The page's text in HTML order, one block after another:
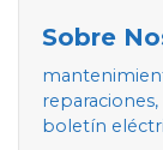
Sobre
boletín